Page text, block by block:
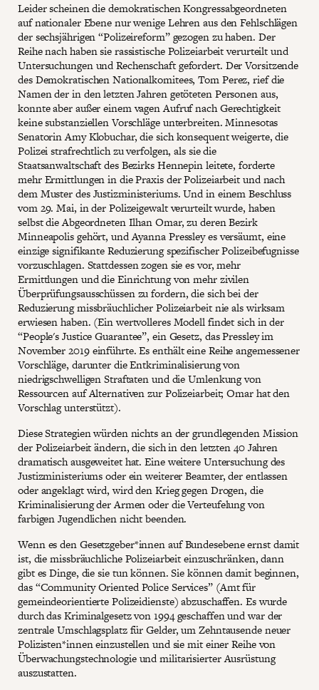
Leider scheinen die demokratischen Kongressabgeordneten
auf nationaler Ebene nur wenige Lehren aus den Fehlschlägen
der sechsjährigen “Polizeireform” gezogen zu haben. Der
Reihe nach haben sie rassistische Polizeiarbeit verurteilt und
Untersuchungen und Rechenschaft gefordert. Der Vorsitzende
des Demokratischen Nationalkomitees, Tom Perez, rief die
Namen der in den letzten Jahren getöteten Personen aus,
konnte aber außer einem vagen Aufruf nach Gerechtigkeit
keine substanziellen Vorschläge unterbreiten. Minnesotas
Senatorin Amy Klobuchar, die sich konsequent weigerte, die
Polizei strafrechtlich zu verfolgen, als sie die
Staatsanwaltschaft des Bezirks Hennepin leitete, forderte
mehr Ermittlungen in die Praxis der Polizeiarbeit und nach
dem Muster des Justizministeriums. Und in einem Beschluss
vom 29. Mai, in der Polizeigewalt verurteilt wurde, haben
selbst die Abgeordneten Ilhan Omar, zu deren Bezirk
Minneapolis gehört, und Ayanna Pressley es versäumt, eine
einzige signifikante Reduzierung spezifischer Polizeibefugnisse
vorzuschlagen. Stattdessen zogen sie es vor, mehr
Ermittlungen und die Einrichtung von mehr zivilen
Überprüfungsausschüssen zu fordern, die sich bei der
Reduzierung missbräuchlicher Polizeiarbeit nie als wirksam
erwiesen haben. (Ein wertvolleres Modell findet sich in der
“People's Justice Guarantee”, ein Gesetz, das Pressley im
November 2019 einführte. Es enthält eine Reihe angemessener
Vorschläge, darunter die Entkriminalisierung von
niedrigschwelligen Straftaten und die Umlenkung von
Ressourcen auf Alternativen zur Polizeiarbeit; Omar hat den
Vorschlag unterstützt).
Diese Strategien würden nichts an der grundlegenden Mission
der Polizeiarbeit ändern, die sich in den letzten 40 Jahren
dramatisch ausgeweitet hat. Eine weitere Untersuchung des
Justizministeriums oder ein weiterer Beamter, der entlassen
oder angeklagt wird, wird den Krieg gegen Drogen, die
Kriminalisierung der Armen oder die Verteufelung von
farbigen Jugendlichen nicht beenden.
Wenn es den Gesetzgeber*innen auf Bundesebene ernst damit
ist, die missbräuchliche Polizeiarbeit einzuschränken, dann
gibt es Dinge, die sie tun können. Sie können damit beginnen,
das “Community Oriented Police Services” (Amt für
gemeindeorientierte Polizeidienste) abzuschaffen. Es wurde
durch das Kriminalgesetz von 1994 geschaffen und war der
zentrale Umschlagsplatz für Gelder, um Zehntausende neuer
Polizisten*innen einzustellen und sie mit einer Reihe von
Überwachungstechnologie und militarisierter Ausrüstung
auszustatten.